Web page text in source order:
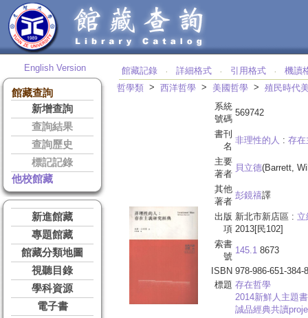
English Version
館藏查詢
新增查詢
查詢結果
查詢歷史
標記記錄
他校館藏
新進館藏
專題館藏
館藏分類地圖
視聽目錄
學科資源
電子書
館藏記錄 ‧ 詳細格式 ‧ 引用格式 ‧
機讀
哲學類 > 西洋哲學 > 美國哲學 > 殖民時代
系統
號碼
569742
書刊
名
非理性的人 : 存在
主要
著者
貝立德(Barrett,
其他
著者
彭鏡禧譯
出版
項
新北市新店區 :
2013[民102]
索書
號
145.1 8673
ISBN 978-986-651-384-8
標題 存在哲學
2014新鮮人主題
誠品經典共讀